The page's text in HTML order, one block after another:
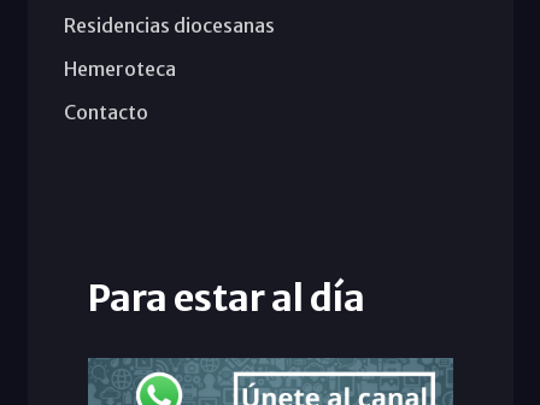
Residencias diocesanas
Hemeroteca
Contacto
Para estar al día